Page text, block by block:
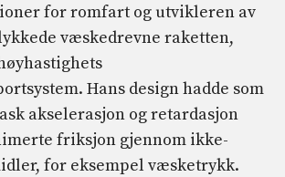
for romfart og utvikleren av
væskedrevne raketten,
Hans design hadde som
akselerasjon og retardasjon
friksjon gjennom ikke-
for eksempel væsketrykk.